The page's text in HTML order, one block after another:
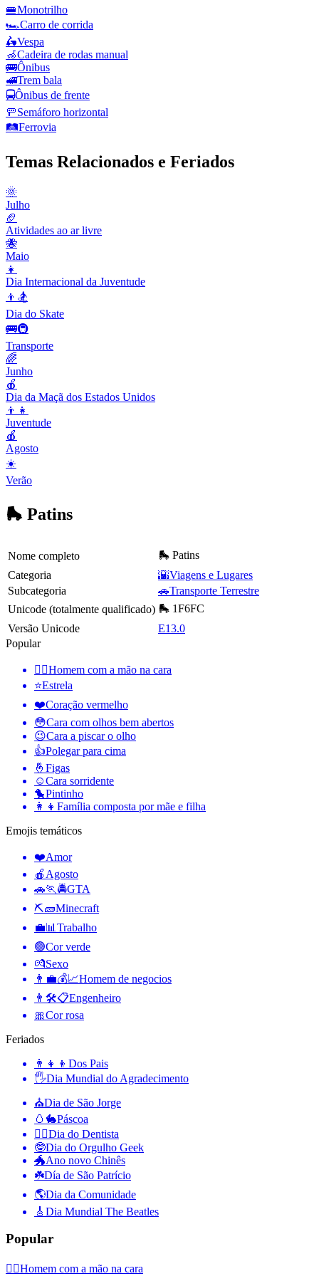
🚝Monotrilho
🏎️Carro de corrida
🛵Vespa
🦽Cadeira de rodas manual
🚌Ônibus
🚅Trem bala
🚍Ônibus de frente
🚥Semáforo horizontal
🛤️Ferrovia
Temas Relacionados e Feriados
🌞
Julho
🏈
Atividades ao ar livre
🐝
Maio
👧
Dia Internacional da Juventude
👦🏂
Dia do Skate
🚌🚇
Transporte
🌈
Junho
🍎
Dia da Maçã dos Estados Unidos
👦👧
Juventude
🍎
Agosto
☀️
Verão
🛼 Patins
Nome completo
🛼 Patins
Categoria
🌇Viagens e Lugares
Subcategoria
🚗Transporte Terrestre
Unicode (totalmente qualificado) 🛼 1F6FC
Versão Unicode
E13.0
Popular
🤦‍♂️Homem com a mão na cara
⭐Estrela
❤️Coração vermelho
😳Cara com olhos bem abertos
😉Cara a piscar o olho
👍Polegar para cima
🤞 Figas
☺️Cara sorridente
🐤Pintinho
👩‍👧 Família composta por mãe e filha
Emojis temáticos
❤️Amor
🍎 Agosto
🚗🏃🚔GTA
⛏🧱Minecraft
💼📊 Trabalho
🟢Cor verde
💏Sexo
👨‍💼💰📈Homem de negocios
👨🛠📋Engenheiro
🎀Cor rosa
Feriados
👨‍👧‍👦 Dos Pais
🖐Dia Mundial do Agradecimento
⛪️Dia de São Jorge
🥚🐇Páscoa
👨‍⚕️Dia do Dentista
🤓Dia do Orgulho Geek
🐲Ano novo Chinês
☘️Día de São Patrício
🌎Dia da Comunidade
🎸 Dia Mundial The Beatles
Popular
🤦‍♂️Homem com a mão na cara